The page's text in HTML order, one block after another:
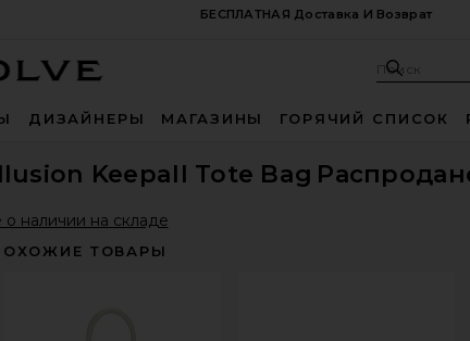
БЕСПЛАТНАЯ Доставка И Возврат
Поиск
ДИЗАЙНЕРЫ МАГАЗИНЫ ГОРЯЧИЙ СПИСОК
Keepall Tote Bag
наличии на складе
ТОВАРЫ